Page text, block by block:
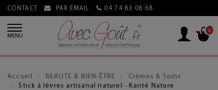
CONTACT PAR EMAIL 04 74 83 08 68
MENU
0
Accueil BEAUTÉ & BIEN-ÊTRE
Crèmes & Soins
Stick à lèvres artisanal naturel - Karité Nature